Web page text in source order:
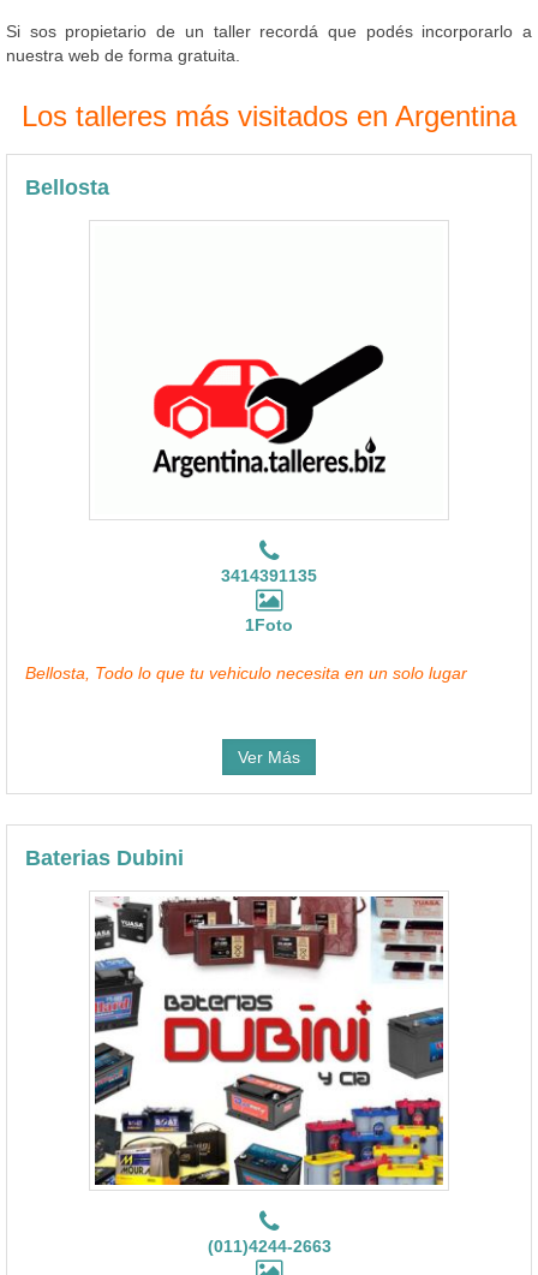
Si sos propietario de un taller recordá que podés incorporarlo a
nuestra web de forma gratuita.
Los talleres más visitados en Argentina
Bellosta
3414391135
1Foto
Bellosta, Todo lo que tu vehiculo necesita en un solo lugar
Ver Más
Baterias Dubini
(011)4244-2663